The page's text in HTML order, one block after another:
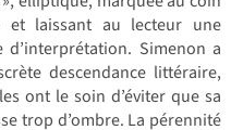
laissant au lecteur une
d’interprétation. Simenon a
descendance littéraire,
ont le soin d’éviter que sa
trop d’ombre. La pérennité